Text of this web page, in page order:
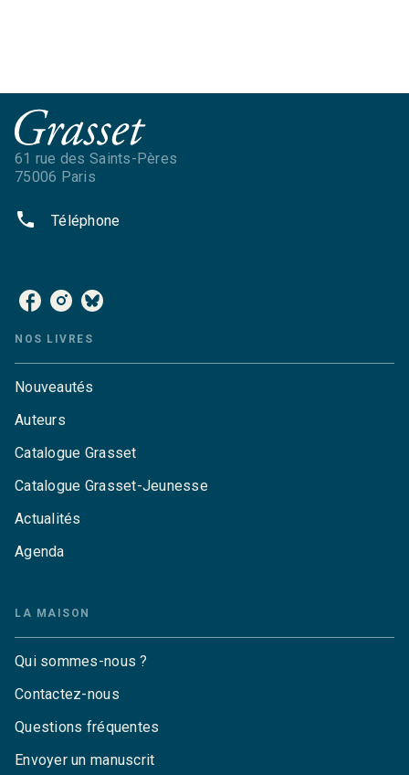
61 rue des Saints-Pères
75006 Paris
phone Téléphone
NOS LIVRES
Nouveautés
Auteurs
Catalogue Grasset
Catalogue Grasset-Jeunesse
Actualités
Agenda
LA MAISON
Qui sommes-nous ?
Contactez-nous
Questions fréquentes
Envoyer un manuscrit